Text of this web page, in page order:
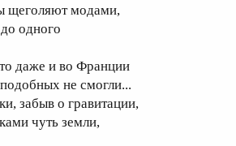
щеголяют модами,
одного
даже и во Франции
не смогли...
забыв о гравитации,
чуть земли,